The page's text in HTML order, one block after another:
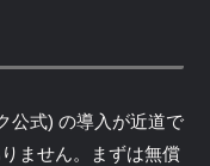
公式) の導入が近道で
ません。まずは無償